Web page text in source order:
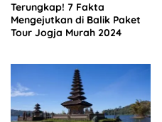
Terungkap! 7 Fakta
Mengejutkan di Balik Paket
Tour Jogja Murah 2024